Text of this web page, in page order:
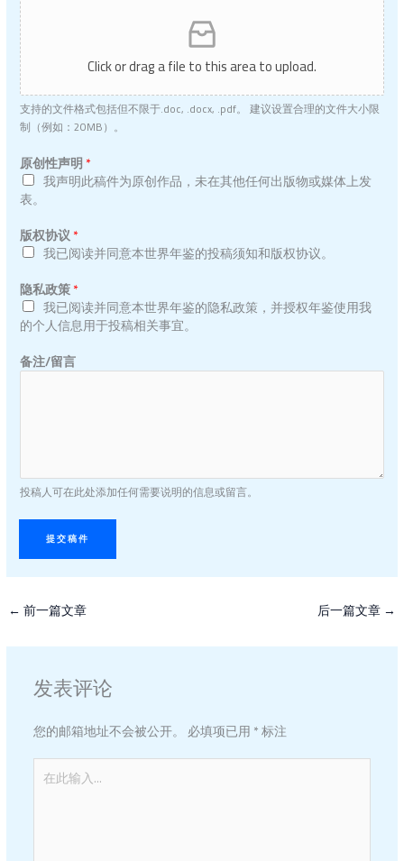
Click or drag a file to this area to upload.
支持的文件格式包括但不限于.doc, .docx, .pdf。 建议设置合理的文件大小限
制（例如：20MB）。
原创性声明*
我声明此稿件为原创作品，未在其他任何出版物或媒体上发
表。
摘
要
/
内
容
简
介
稿
件
子
邮
箱
版权协议*
我已阅读并同意本世界年鉴的投稿须知和版权协议。
稿
件
文
件
上
传
创
性
声
隐私政策*
我已阅读并同意本世界年鉴的隐私政策，并授权年鉴使用我
的个人信息用于投稿相关事宜。
备注/留言
投稿人可在此处添加任何需要说明的信息或留言。
提交稿件
←前一篇文章 后一篇文章→
发表评论
您的邮箱地址不会被公开。 必填项已用*标注
在
此